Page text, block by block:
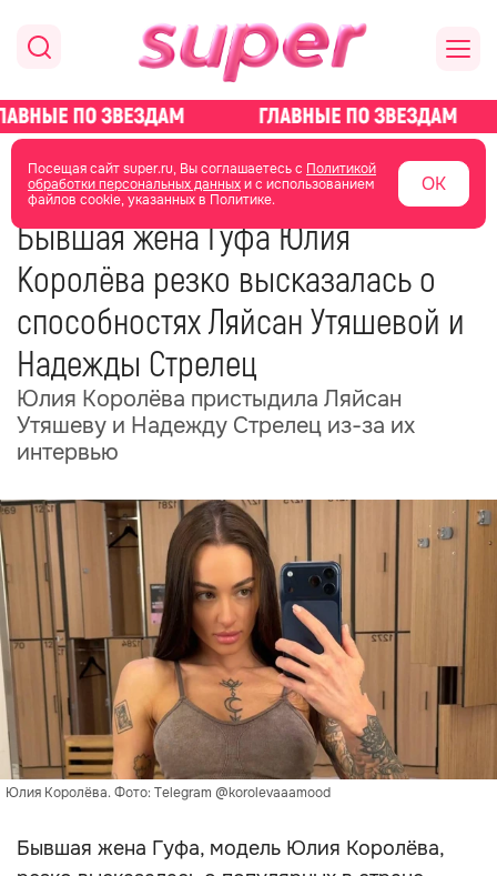
Посещая сайт super.ru, Вы соглашаетесь с Политикой
обработки персональных данныхи с использованием
файлов cookie, указанных в Политике.
ОК
главная новости о звездах новости
27 ноября 2025 19:48
Бывшая жена Гуфа Юлия
Королёва резко высказалась о
способностях Ляйсан Утяшевой и
Надежды Стрелец
Юлия Королёва пристыдила Ляйсан
Утяшеву и Надежду Стрелец из-за их
интервью
Юлия Королёва. Фото: Telegram @korolevaaamood
Бывшая жена Гуфа, модель Юлия Королёва,